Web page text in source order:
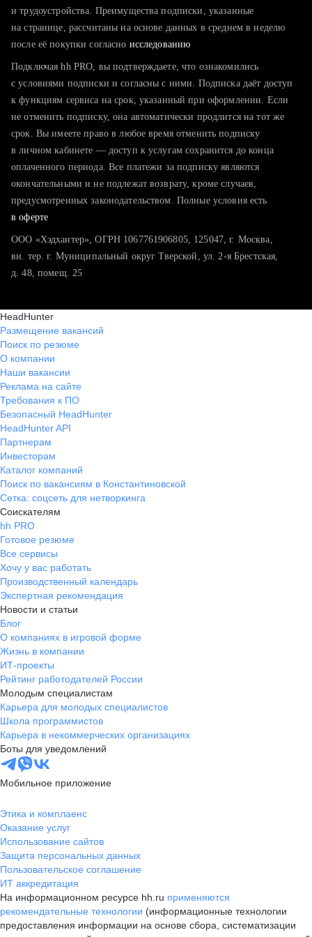
тратите много времени на поиск и вручную поднимаете
хотите сравнить себя с конкурентами и оценить шансы
и трудоустройства. Преимущества подписки, указанные
на странице, рассчитаны на основе данных в среднем в неделю
после её покупки согласно исследованию
Подключая hh PRO, вы подтверждаете, что ознакомились
с условиями подписки и согласны с ними. Подписка даёт доступ
к функциям сервиса на срок, указанный при оформлении. Если
не отменить подписку, она автоматически продлится на тот же
срок. Вы имеете право в любое время отменить подписку
в личном кабинете — доступ к услугам сохранится до конца
оплаченного периода. Все платежи за подписку являются
окончательными и не подлежат возврату, кроме случаев,
предусмотренных законодательством. Полные условия есть
в оферте
ООО «Хэдхантер», ОГРН 1067761906805, 125047, г. Москва,
вн. тер. г. Муниципальный округ Тверской, ул. 2-я Брестская,
д. 48, помещ. 25
HeadHunter
Размещение вакансий
Поиск по резюме
О компании
Наши вакансии
Реклама на сайте
Требования к ПО
Безопасный HeadHunter
HeadHunter API
Партнерам
Инвесторам
Каталог компаний
Поиск по вакансиям в Константиновской
Сетка: соцсеть для нетворкинга
Соискателям
hh PRO
Готовое резюме
Все сервисы
Хочу у вас работать
Производственный календарь
Экспертная рекомендация
Новости и статьи
Блог
О компаниях в игровой форме
Жизнь в компании
ИТ-проекты
Рейтинг работодателей России
Молодым специалистам
Карьера для молодых специалистов
Школа программистов
Карьера в некоммерческих организациях
Боты для уведомлений
Мобильное приложение
Этика и комплаенс
Оказание услуг
Использование сайтов
Защита персональных данных
Пользовательское соглашение
ИТ аккредитация
На информационном ресурсе hh.ru применяются
рекомендательные технологии (информационные технологии
предоставления информации на основе сбора, систематизации